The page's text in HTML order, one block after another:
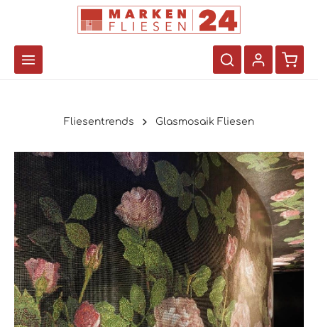
Fliesentrends Glasmosaik Fliesen